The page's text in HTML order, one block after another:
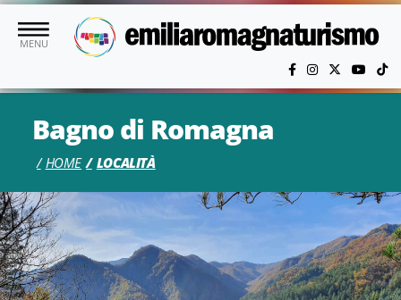
Vai al contenuto principale
MENU
Bagno di Romagna
HOME LOCALITÀ